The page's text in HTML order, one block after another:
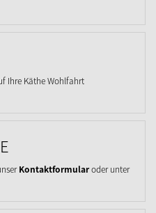
Ihre Käthe Wohlfahrt
Kontaktformularoder unter